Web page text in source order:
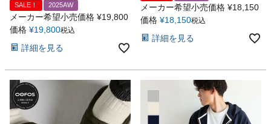
SALE！ 2025AW
メーカー希望小売価格 ¥19,800
価格 ¥19,800税込
詳細を見る
メーカー希望小売価格 ¥18,150
価格 ¥18,150税込
詳細を見る